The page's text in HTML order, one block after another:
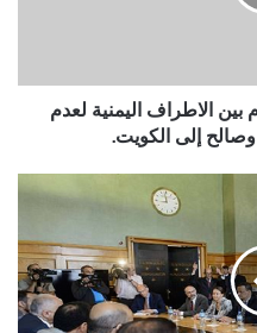
بين الاطراف اليمنية لعدم
إلى الكويت.